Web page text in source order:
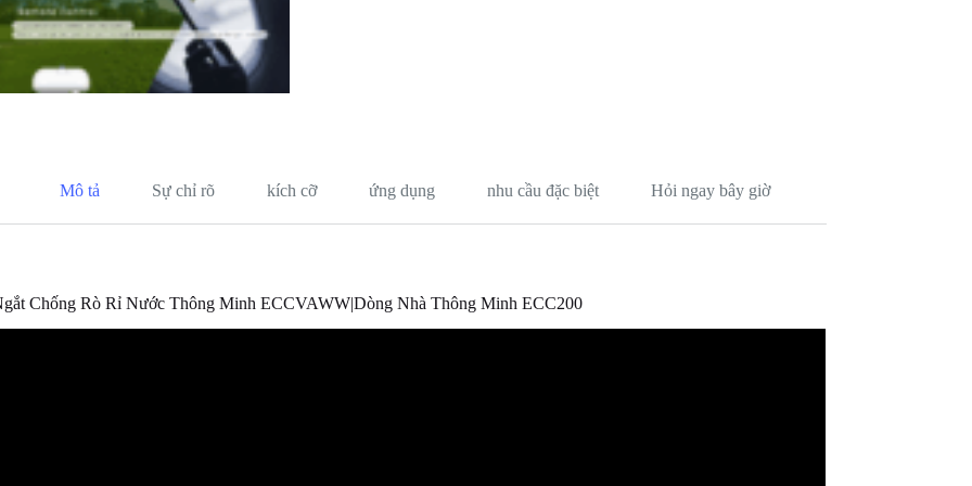
Mô tả Sự chỉ rõ kích cỡ ứng dụng nhu cầu đặc biệt Hỏi ngay bây giờ
Chống Rò Rỉ Nước Thông Minh ECCVAWW|Dòng Nhà Thông Minh ECC200